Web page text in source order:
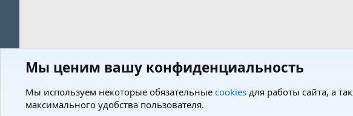
Мы ценим вашу конфиденциальность
Мы используем некоторые обязательные cookies для работы сайта, а
максимального удобства пользователя.